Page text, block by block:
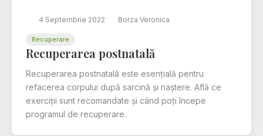
4 Septembrie 2022 Borza Veronica
Recuperare
Recuperarea postnatală
Recuperarea postnatală este esențială pentru
refacerea corpului după sarcină și naștere. Află ce
exerciții sunt recomandate și când poți începe
programul de recuperare.